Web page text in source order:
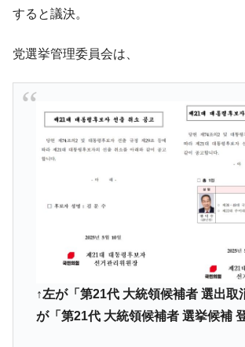
すると議決。
党選挙管理委員会は、
↑左が「第21代 大統領候補者 選出取
が「第21代 大統領候補者 選挙候補